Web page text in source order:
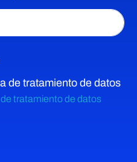
de tratamiento de datos
tratamiento de datos